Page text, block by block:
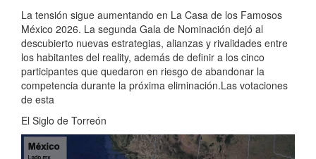
La tensión sigue aumentando en La Casa de los Famosos
México 2026. La segunda Gala de Nominación dejó al
descubierto nuevas estrategias, alianzas y rivalidades entre
los habitantes del reality, además de definir a los cinco
participantes que quedaron en riesgo de abandonar la
competencia durante la próxima eliminación.Las votaciones
de esta
El Siglo de Torreón